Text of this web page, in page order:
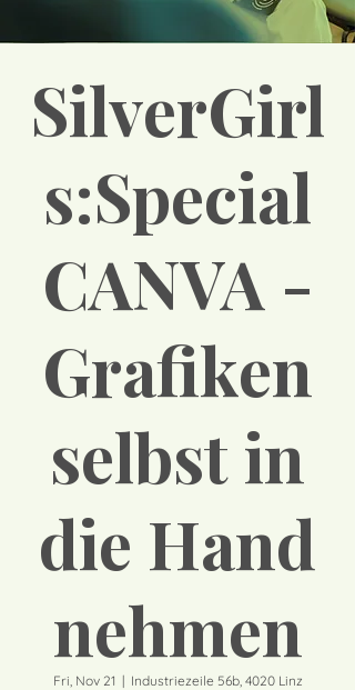
SilverGirl
s:Special
CANVA -
Grafiken
selbst in
die Hand
nehmen
Fri, Nov 21
  |
Industriezeile 56b, 4020 Linz